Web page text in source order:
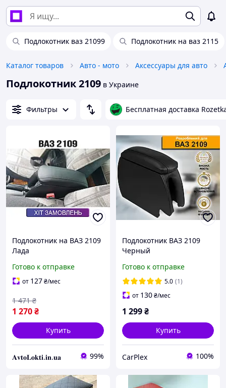
Подлокотник ваз 21099 Подлокотник на ваз 2115
Каталог товаров Авто - мото Аксессуары для авто
Подлокотник 2109 в Украине
Фильтры Бесплатная доставка
Подлокотник на ВАЗ 2109
Лада
Готово к отправке
от 127₴/мес
1 270₴
1 471 ₴
Купить
𝐀𝐯𝐭𝐨𝐋𝐨𝐤𝐭𝐢.𝐢𝐧.𝐮𝐚 99%
Подлокотник ВАЗ 2109
Черный
Готово к отправке
5.0 (1)
от 130₴/мес
1 299₴
Купить
CarPlex 100%